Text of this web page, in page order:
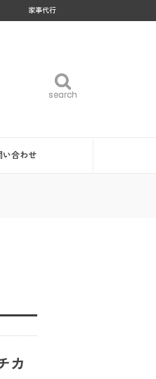
家事代行
search
search
い合わせ
カ